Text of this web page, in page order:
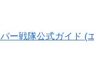
ー戦隊公式ガイド (